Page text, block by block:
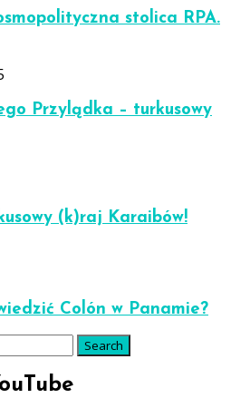
stolica RPA.
Przylądka – turkusowy
(k)raj Karaibów!
Colón w Panamie?
Search